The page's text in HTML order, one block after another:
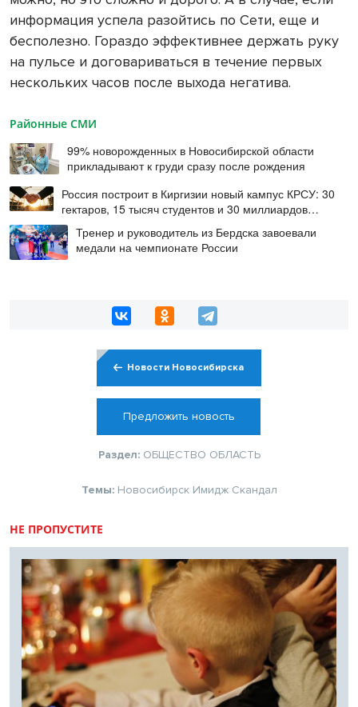
информация успела разойтись по Сети, еще и
бесполезно. Гораздо эффективнее держать руку
на пульсе и договариваться в течение первых
нескольких часов после выхода негатива.
Районные СМИ
99% новорожденных в Новосибирской области
прикладывают к груди сразу после рождения
Россия построит в Киргизии новый кампус КРСУ: 30
гектаров, 15 тысяч студентов и 30 миллиардов
рублейТренер и руководитель из Бердска завоевали
медали на чемпионате России
Новости Новосибирска
Предложить новость
Раздел: ОБЩЕСТВО ОБЛАСТЬ
Темы: Новосибирск Имидж Скандал
НЕ ПРОПУСТИТЕ